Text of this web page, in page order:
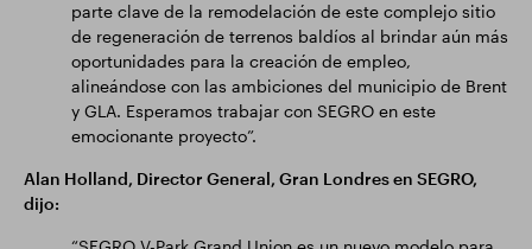
parte clave de la remodelación de este complejo sitio
de regeneración de terrenos baldíos al brindar aún más
oportunidades para la creación de empleo,
alineándose con las ambiciones del municipio de Brent
y GLA. Esperamos trabajar con SEGRO en este
emocionante proyecto”.
Alan Holland, Director General, Gran Londres en SEGRO,
dijo: